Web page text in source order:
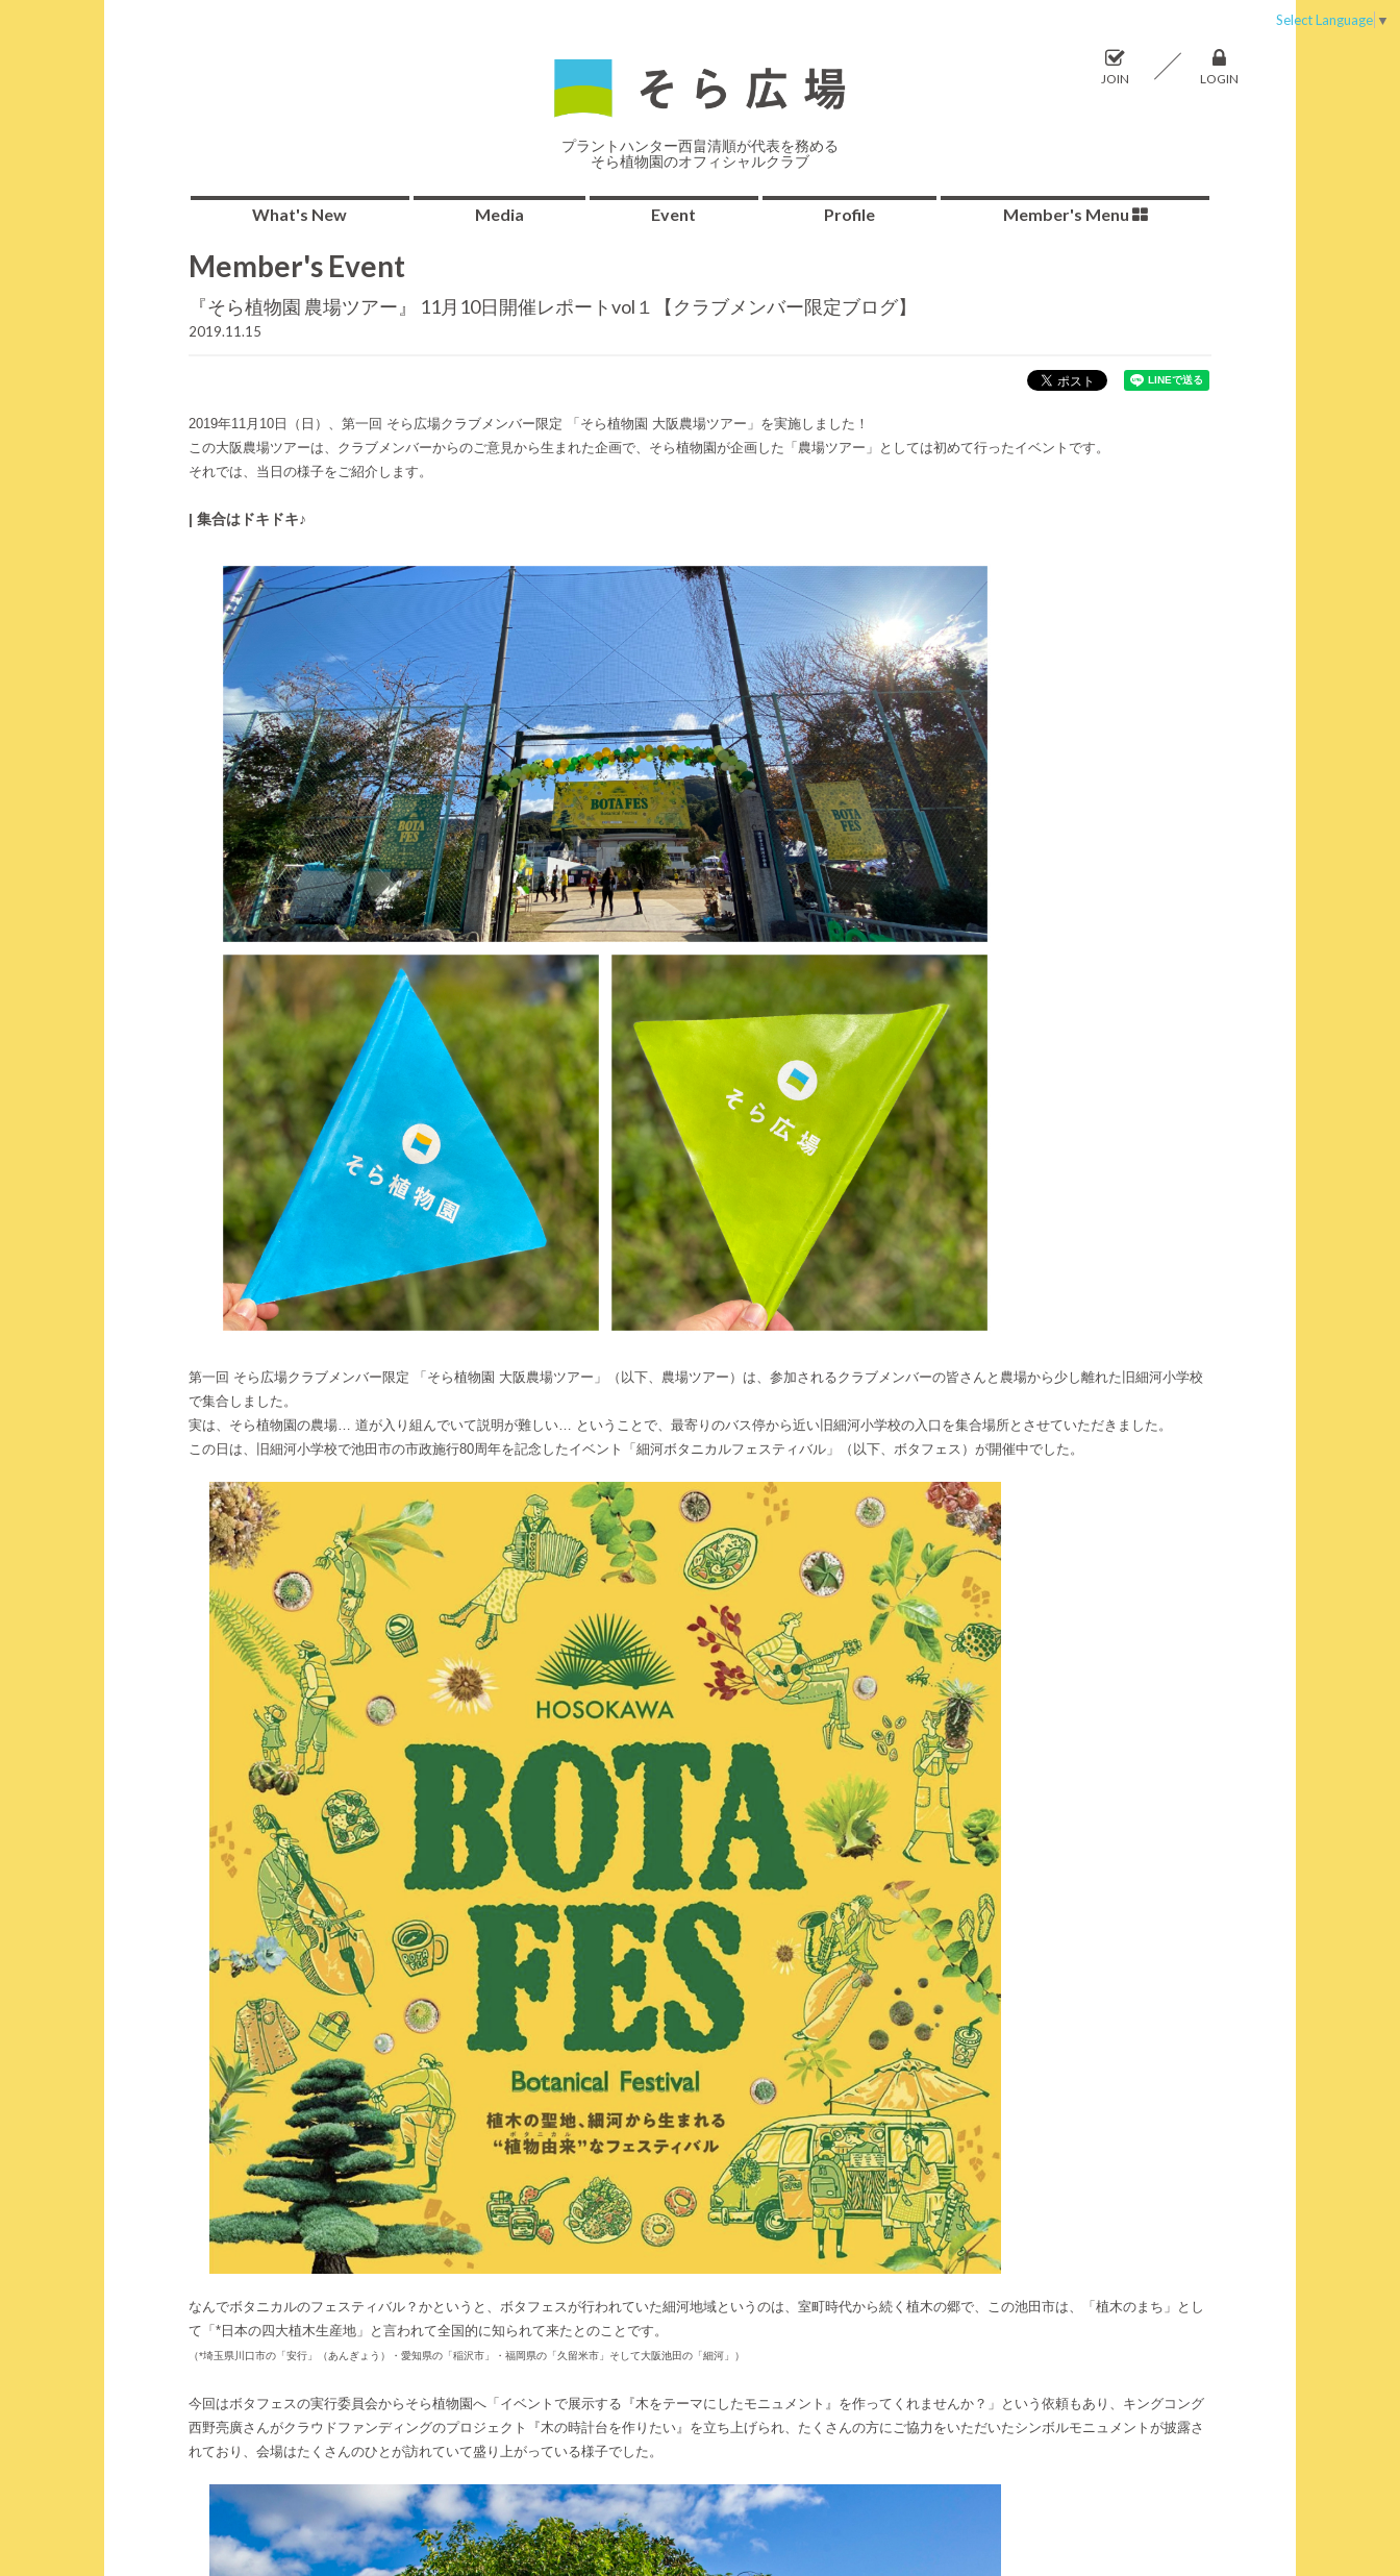
プラントハンター西畠清順が代表を務める
そら植物園のオフィシャルクラブ
JOIN LOGIN
Select Language ▼
What's New Media Event Profile Member's Menu
Member's Event
『そら植物園 農場ツアー』 11月10日開催レポートvol１【クラブメンバー限定ブログ】
2019.11.15
2019年11月10日（日）、第一回 そら広場クラブメンバー限定 「そら植物園 大阪農場ツアー」を実施しました！
この大阪農場ツアーは、クラブメンバーからのご意見から生まれた企画で、そら植物園が企画した「農場ツアー」としては初めて行ったイベントです。
それでは、当日の様子をご紹介します。
| 集合はドキドキ♪
第一回 そら広場クラブメンバー限定 「そら植物園 大阪農場ツアー」（以下、農場ツアー）は、参加されるクラブメンバーの皆さんと農場から少し離れた旧細河小学校
で集合しました。
実は、そら植物園の農場… 道が入り組んでいて説明が難しい… ということで、最寄りのバス停から近い旧細河小学校の入口を集合場所とさせていただきました。
この日は、旧細河小学校で池田市の市政施行80周年を記念したイベント「細河ボタニカルフェスティバル」（以下、ボタフェス）が開催中でした。
なんでボタニカルのフェスティバル？かというと、ボタフェスが行われていた細河地域というのは、室町時代から続く植木の郷で、この池田市は、「植木のまち」とし
て「*日本の四大植木生産地」と言われて全国的に知られて来たとのことです。
（*埼玉県川口市の「安行」（あんぎょう）・愛知県の「稲沢市」・福岡県の「久留米市」そして大阪池田の「細河」）
今回はボタフェスの実行委員会からそら植物園へ「イベントで展示する『木をテーマにしたモニュメント』を作ってくれませんか？」という依頼もあり、キングコング
西野亮廣さんがクラウドファンディングのプロジェクト『木の時計台を作りたい』を立ち上げられ、たくさんの方にご協力をいただいたシンボルモニュメントが披露さ
れており、会場はたくさんのひとが訪れていて盛り上がっている様子でした。